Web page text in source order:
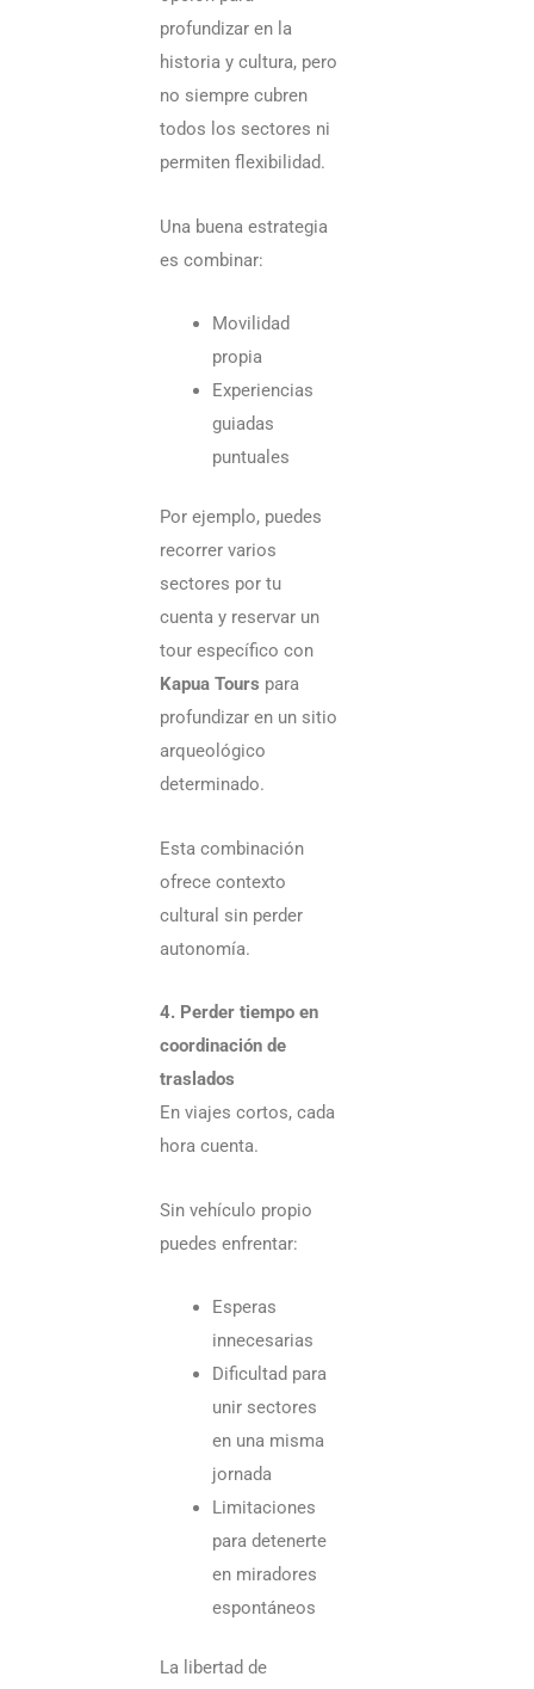
profundizar en la
historia y cultura, pero
no siempre cubren
todos los sectores ni
permiten flexibilidad.
Una buena estrategia
es combinar:
Movilidad
propia
Experiencias
guiadas
puntuales
Por ejemplo, puedes
recorrer varios
sectores por tu
cuenta y reservar un
tour específico con
Kapua Tours para
profundizar en un sitio
arqueológico
determinado.
Esta combinación
ofrece contexto
cultural sin perder
autonomía.
4. Perder tiempo en
coordinación de
traslados
En viajes cortos, cada
hora cuenta.
Sin vehículo propio
puedes enfrentar:
Esperas
innecesarias
Dificultad para
unir sectores
en una misma
jornada
Limitaciones
para detenerte
en miradores
espontáneos
La libertad de